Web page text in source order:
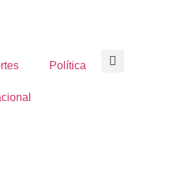
Política